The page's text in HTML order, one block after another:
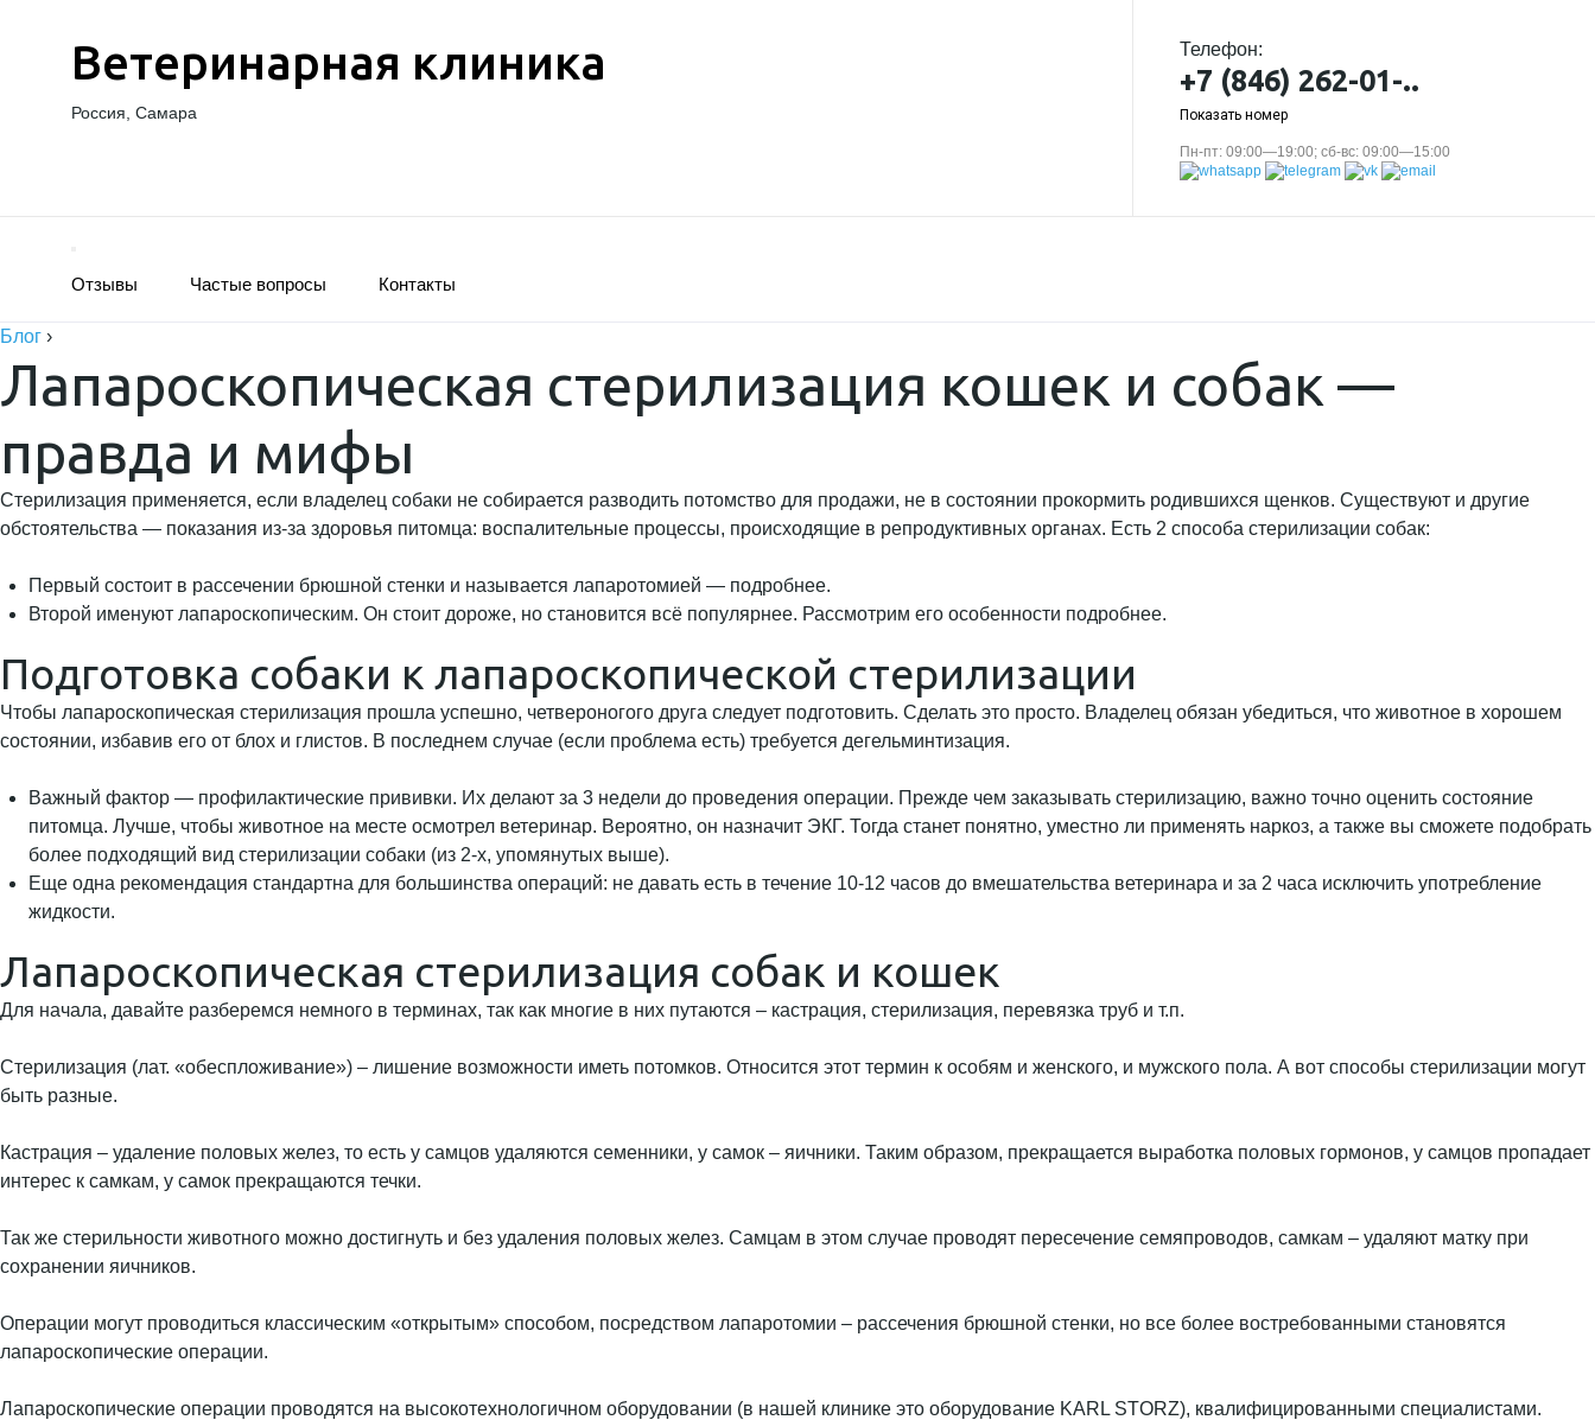
Ветеринарная клиника
Россия, Самара
Телефон:
+7 (846) 262-01-..
Показать номер
Пн-пт: 09:00—19:00; сб-вс: 09:00—15:00
Отзывы Частые вопросы Контакты
Блог ›
Лапароскопическая стерилизация кошек и собак —
правда и мифы
Стерилизация применяется, если владелец собаки не собирается разводить потомство для продажи, не в состоянии прокормить родившихся щенков. Существуют и другие
обстоятельства — показания из-за здоровья питомца: воспалительные процессы, происходящие в репродуктивных органах. Есть 2 способа стерилизации собак:
Первый состоит в рассечении брюшной стенки и называется лапаротомией — подробнее.
Второй именуют лапароскопическим. Он стоит дороже, но становится всё популярнее. Рассмотрим его особенности подробнее.
Подготовка собаки к лапароскопической стерилизации
Чтобы лапароскопическая стерилизация прошла успешно, четвероногого друга следует подготовить. Сделать это просто. Владелец обязан убедиться, что животное в хорошем
состоянии, избавив его от блох и глистов. В последнем случае (если проблема есть) требуется дегельминтизация.
Важный фактор — профилактические прививки. Их делают за 3 недели до проведения операции. Прежде чем заказывать стерилизацию, важно точно оценить состояние
питомца. Лучше, чтобы животное на месте осмотрел ветеринар. Вероятно, он назначит ЭКГ. Тогда станет понятно, уместно ли применять наркоз, а также вы сможете подобрать
более подходящий вид стерилизации собаки (из 2-х, упомянутых выше).
Еще одна рекомендация стандартна для большинства операций: не давать есть в течение 10-12 часов до вмешательства ветеринара и за 2 часа исключить употребление
жидкости.
Лапароскопическая стерилизация собак и кошек
Для начала, давайте разберемся немного в терминах, так как многие в них путаются – кастрация, стерилизация, перевязка труб и т.п.
Стерилизация (лат. «обеспложивание») – лишение возможности иметь потомков. Относится этот термин к особям и женского, и мужского пола. А вот способы стерилизации могут
быть разные.
Кастрация – удаление половых желез, то есть у самцов удаляются семенники, у самок – яичники. Таким образом, прекращается выработка половых гормонов, у самцов пропадает
интерес к самкам, у самок прекращаются течки.
Так же стерильности животного можно достигнуть и без удаления половых желез. Самцам в этом случае проводят пересечение семяпроводов, самкам – удаляют матку при
сохранении яичников.
Операции могут проводиться классическим «открытым» способом, посредством лапаротомии – рассечения брюшной стенки, но все более востребованными становятся
лапароскопические операции.
Лапароскопические операции проводятся на высокотехнологичном оборудовании (в нашей клинике это оборудование KARL STORZ), квалифицированными специалистами.